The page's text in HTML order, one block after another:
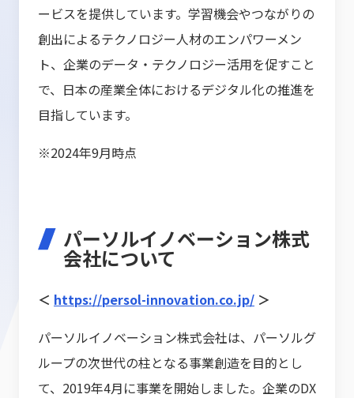
ービスを提供しています。学習機会やつながりの
創出によるテクノロジー人材のエンパワーメン
ト、企業のデータ・テクノロジー活用を促すこと
で、日本の産業全体におけるデジタル化の推進を
目指しています。
※2024年9月時点
パーソルイノベーション株式
会社について
＜ https://persol-innovation.co.jp/ ＞
パーソルイノベーション株式会社は、パーソルグ
ループの次世代の柱となる事業創造を目的とし
て、2019年4月に事業を開始しました。企業のDX